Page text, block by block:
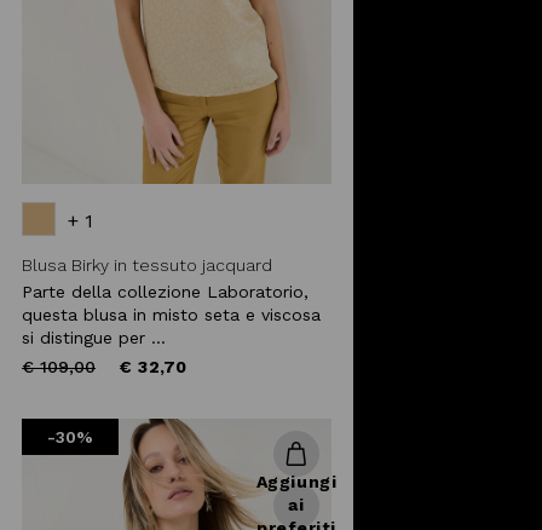
+ 1
Blusa Birky in tessuto jacquard
Parte della collezione Laboratorio,
questa blusa in misto seta e viscosa
si distingue per ...
Price
€ 109,00to € 32,70
-30%
Aggiungi
ai